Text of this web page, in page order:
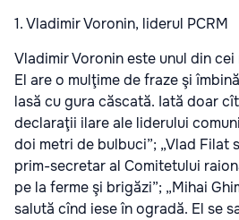
1. Vladimir Voronin, liderul PCRM
Vladimir Voronin este unul din
El are o mulţime de fraze şi
lasă cu gura căscată. Iată doar
declaraţii ilare ale liderului
doi metri de bulbuci”; „Vlad Filat
prim-secretar al Comitetului
pe la ferme şi brigăzi”; „Mihai
salută cînd iese în ogradă. El se